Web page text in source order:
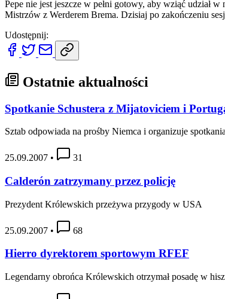
Pepe nie jest jeszcze w pełni gotowy, aby wziąć udział
Mistrzów z Werderem Brema. Dzisiaj po zakończeniu
Udostępnij:
Ostatnie aktualności
Spotkanie Schustera z Mijatoviciem i
Sztab odpowiada na prośby Niemca i organizuje spotkania
25.09.2007 • 31
Calderón zatrzymany przez policję
Prezydent Królewskich przeżywa przygody w USA
25.09.2007 • 68
Hierro dyrektorem sportowym RFEF
Legendarny obrońca Królewskich otrzymał posadę w